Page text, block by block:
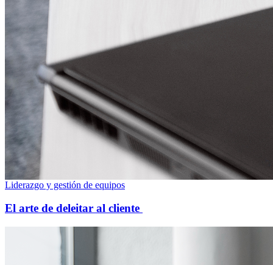
Liderazgo y gestión de equipos
El arte de deleitar al cliente